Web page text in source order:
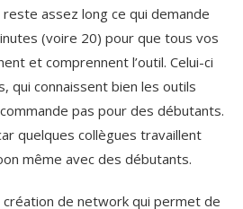
assez long ce qui demande
(voire 20) pour que tous vos
et comprennent l’outil. Celui-ci
qui connaissent bien les outils
pas pour des débutants.
quelques collègues travaillent
même avec des débutants.
de network qui permet de